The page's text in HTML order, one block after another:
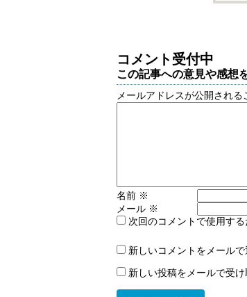
コメント受付中
この記事への意見や感想
メールアドレスが公開される
名前 ※
メール ※
次回のコメントで使用す
新しいコメントをメールで
新しい投稿をメールで受け